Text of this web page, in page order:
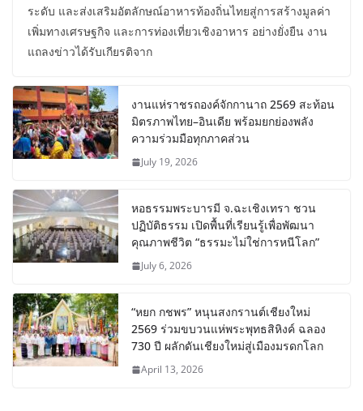
ระดับ และส่งเสริมอัตลักษณ์อาหารท้องถิ่นไทยสู่การสร้างมูลค่า
เพิ่มทางเศรษฐกิจ และการท่องเที่ยวเชิงอาหาร อย่างยั่งยืน งาน
แถลงข่าวได้รับเกียรติจาก
งานแห่ราชรถองค์จักกานาถ 2569 สะท้อน
มิตรภาพไทย–อินเดีย พร้อมยกย่องพลัง
ความร่วมมือทุกภาคส่วน
July 19, 2026
หอธรรมพระบารมี จ.ฉะเชิงเทรา ชวน
ปฏิบัติธรรม เปิดพื้นที่เรียนรู้เพื่อพัฒนา
คุณภาพชีวิต “ธรรมะไม่ใช่การหนีโลก”
July 6, 2026
“หยก กชพร” หนุนสงกรานต์เชียงใหม่
2569 ร่วมขบวนแห่พระพุทธสิหิงค์ ฉลอง
730 ปี ผลักดันเชียงใหม่สู่เมืองมรดกโลก
April 13, 2026